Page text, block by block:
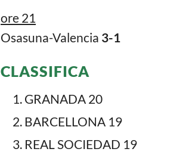
ore 21
Osasuna-Valencia 3-1
CLASSIFICA
GRANADA 20
BARCELLONA 19
REAL SOCIEDAD 19